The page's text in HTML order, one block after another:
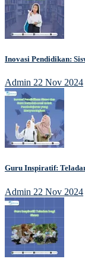
Inovasi Pendidikan:
Admin 22 Nov 2024
Guru Inspiratif:
Admin 22 Nov 2024